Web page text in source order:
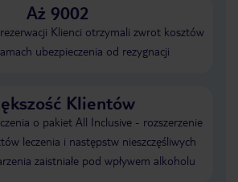
Aż 9002
Klienci otrzymali zwrot kosztów
ubezpieczenia od rezygnacji
Klientów
o pakiet All Inclusive - rozszerzenie
leczenia i następstw nieszczęśliwych
zaistniałe pod wpływem alkoholu